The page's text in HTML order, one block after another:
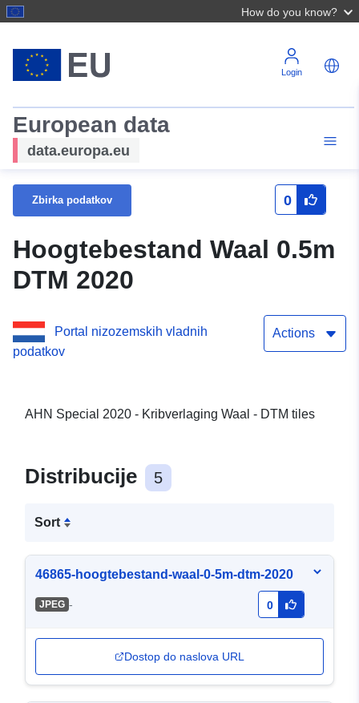
How do you know?
Login
European data
data.europa.eu
Zbirka podatkov 0
Hoogtebestand Waal 0.5m
DTM 2020
Portal nizozemskih vladnih
podatkov
Actions
AHN Special 2020 - Kribverlaging Waal - DTM tiles
Distribucije 5
Sort
46865-hoogtebestand-waal-0-5m-dtm-2020
JPEG - 0
Dostop do naslova URL